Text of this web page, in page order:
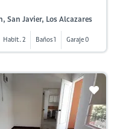
San Javier, Los Alcazares
Habit. 2 Baños 1 Garaje 0